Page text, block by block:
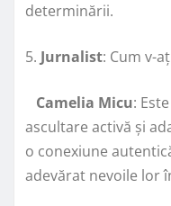
determinării.
5. Jurnalist: Cum v-
Camelia Micu:
ascultare activă și
o conexiune
adevărat nevoile lor